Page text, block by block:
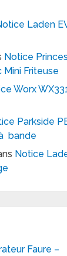
Laden
Notice
Mini Friteuse
Worx
Parkside
bande
Notice
Faure –